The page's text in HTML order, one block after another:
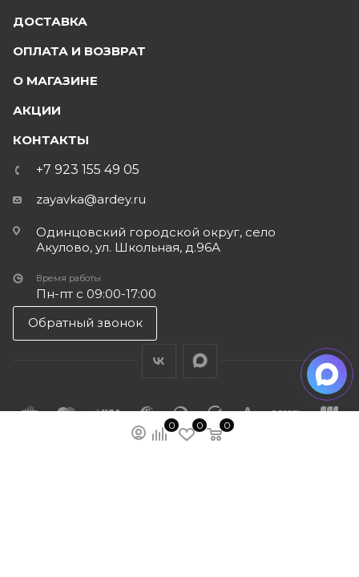
0 0 0
ДОСТАВКА
ОПЛАТА И ВОЗВРАТ
О МАГАЗИНЕ
АКЦИИ
КОНТАКТЫ
+7 923 155 49 05
zayavka@ardey.ru
Одинцовский городской округ, село
Акулово, ул. Школьная, д.96А
Время работы
Пн-пт с 09:00-17:00
Обратный звонок